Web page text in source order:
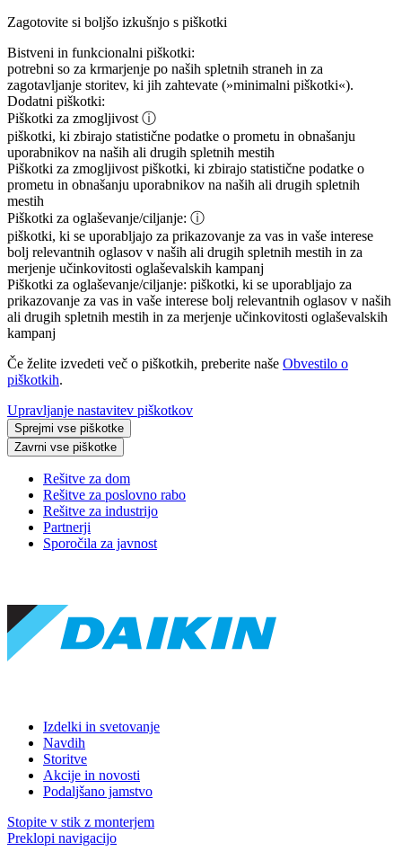
Zagotovite si boljšo izkušnjo s piškotki
Bistveni in funkcionalni piškotki:
potrebni so za krmarjenje po naših spletnih straneh in za
zagotavljanje storitev, ki jih zahtevate (»minimalni piškotki«).
Dodatni piškotki:
Piškotki za zmogljivost ⓘ
piškotki, ki zbirajo statistične podatke o prometu in obnašanju
uporabnikov na naših ali drugih spletnih mestih
Piškotki za zmogljivost piškotki, ki zbirajo statistične podatke o
prometu in obnašanju uporabnikov na naših ali drugih spletnih
mestih
Piškotki za oglaševanje/ciljanje: ⓘ
piškotki, ki se uporabljajo za prikazovanje za vas in vaše interese
bolj relevantnih oglasov v naših ali drugih spletnih mestih in za
merjenje učinkovitosti oglaševalskih kampanj
Piškotki za oglaševanje/ciljanje: piškotki, ki se uporabljajo za
prikazovanje za vas in vaše interese bolj relevantnih oglasov v naših
ali drugih spletnih mestih in za merjenje učinkovitosti oglaševalskih
kampanj
Če želite izvedeti več o piškotkih, preberite naše Obvestilo o
piškotkih.
Upravljanje nastavitev piškotkov
Sprejmi vse piškotke
Zavrni vse piškotke
Rešitve za dom
Rešitve za poslovno rabo
Rešitve za industrijo
Partnerji
Sporočila za javnost
Izdelki in svetovanje
Navdih
Storitve
Akcije in novosti
Podaljšano jamstvo
Stopite v stik z monterjem
Preklopi navigacijo